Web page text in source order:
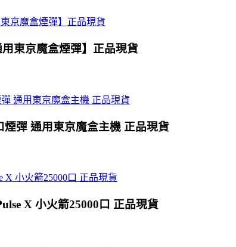
東京魔盒煙彈】正品現貨
煙彈 通用東京魔盒主機 正品現貨
X 小火箭25000口 正品現貨